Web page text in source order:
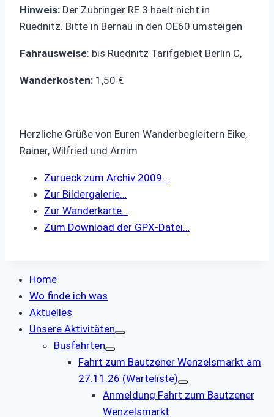
Hinweis: Der Zubringer RE 3 haelt nicht in
Ruednitz. Bitte in Bernau in den OE60 umsteigen
Fahrausweise: bis Ruednitz Tarifgebiet Berlin C,
Wanderkosten: 1,50 €
Herzliche Grüße von Euren Wanderbegleitern Eike,
Rainer, Wilfried und Arnim
Zurueck zum Archiv 2009…
Zur Bildergalerie…
Zur Wanderkarte…
Zum Download der GPX-Datei…
Home
Wo finde ich was
Aktuelles
Unsere Aktivitäten
Busfahrten
Fahrt zum Bautzener Wenzelsmarkt am
27.11.26 (Warteliste)
Anmeldung Fahrt zum Bautzener
Wenzelsmarkt